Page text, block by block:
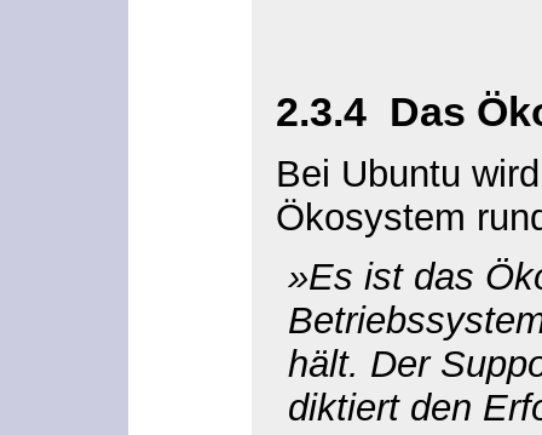
2.3.4 Das
Bei Ubuntu
Ökosystem
»Es ist das
hält. Der
diktiert den